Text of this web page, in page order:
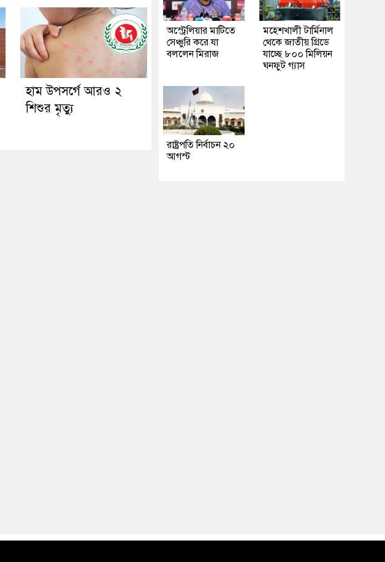
হাম উপসর্গে আরও ২
শিশুর মৃত্যু
অস্ট্রেলিয়ার মাটিতে
সেঞ্চুরি করে যা
বললেন মিরাজ
মহেশখালী টার্মিনাল
থেকে জাতীয় গ্রিডে
যাচ্ছে ৮০০ মিলিয়ন
ঘনফুট গ্যাস
রাষ্ট্রপতি নির্বাচন ২০
আগস্ট